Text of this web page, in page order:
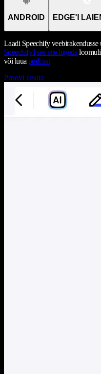
ANDROID EDGE'I
Laadi Speechify
Speechify'l see ette lugeda
või luua podcast
Proovi tasuta